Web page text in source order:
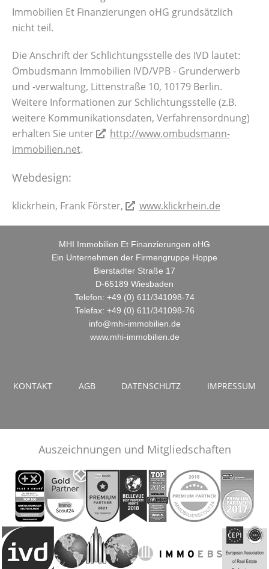
Immobilien Et Finanzierungen oHG grundsätzlich
nicht teil.
Die Anschrift der Schlichtungsstelle des IVD lautet:
Ombudsmann Immobilien IVD/VPB - Grunderwerb
und -verwaltung, Littenstraße 10, 10179 Berlin.
Weitere Informationen zur Schlichtungsstelle (z.B.
weitere Kommunikationsdaten, Verfahrensordnung)
erhalten Sie unter
http://www.ombudsmann-
immobilien.net.
Webdesign:
klickrhein, Frank Förster, www.klickrhein.de
MHI Immobilien Et Finanzierungen oHG
Ein Unternehmen der Firmengruppe Hoppe
Bierstadter Straße 17
D-65189 Wiesbaden
Telefon: +49 (0) 611/341098-74
Telefax: +49 (0) 611/341098-76
info@mhi-immobilien.de
www.mhi-immobilien.de
KONTAKT AGB DATENSCHUTZ IMPRESSUM
Auszeichnungen und Mitgliedschaften